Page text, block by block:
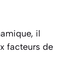
il
facteurs de